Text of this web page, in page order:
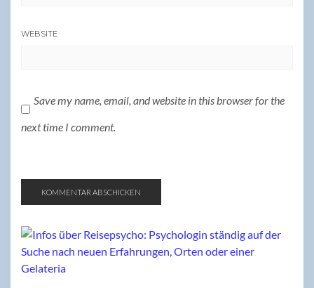
WEBSITE
Save my name, email, and website in this browser for the
next time I comment.